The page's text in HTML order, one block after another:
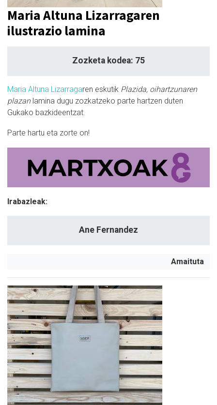
Maria Altuna Lizarragaren
ilustrazio lamina
Zozketa kodea: 75
Maria Altuna Lizarragaren eskutik Plazida, oihartzunaren
plazanlamina dugu zozkatzeko parte hartzen duten
Gukako bazkideentzat.
Parte hartu eta zorte on!
Irabazleak:
Ane Fernandez
Amaituta